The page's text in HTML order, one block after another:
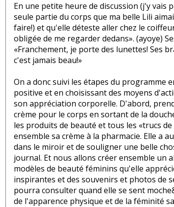
En une petite heure de discussion (j'y vais
seule partie du corps que ma belle Lili
faire!) et qu'elle déteste aller chez le
obligée de me regarder dedans». (ayoye)
«Franchement, je porte des lunettes! Ses
c'est jamais beau!»
On a donc suivi les étapes du programme
positive et en choisissant des moyens
son appréciation corporelle. D'abord,
crème pour le corps en sortant de la
les produits de beauté et tous les «trucs
ensemble sa crème à la pharmacie. Elle a
dans le miroir et de souligner une belle
journal. Et nous allons créer ensemble un
modèles de beauté féminins qu'elle
inspirantes et des souvenirs et photos de
pourra consulter quand elle se sent
de l'apparence physique et de la féminité